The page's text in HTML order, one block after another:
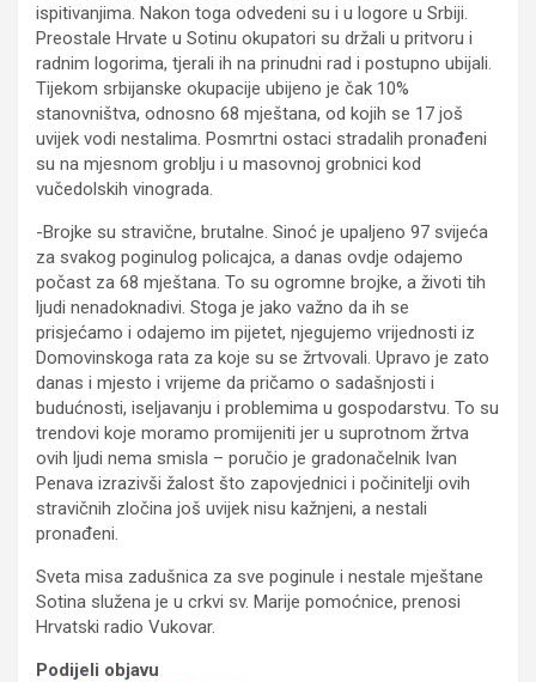
ispitivanjima. Nakon toga odvedeni su i u logore u Srbiji.
Preostale Hrvate u Sotinu okupatori su držali u pritvoru i
radnim logorima, tjerali ih na prinudni rad i postupno ubijali.
Tijekom srbijanske okupacije ubijeno je čak 10%
stanovništva, odnosno 68 mještana, od kojih se 17 još
uvijek vodi nestalima. Posmrtni ostaci stradalih pronađeni
su na mjesnom groblju i u masovnoj grobnici kod
vučedolskih vinograda.
-Brojke su stravične, brutalne. Sinoć je upaljeno 97 svijeća
za svakog poginulog policajca, a danas ovdje odajemo
počast za 68 mještana. To su ogromne brojke, a životi tih
ljudi nenadoknadivi. Stoga je jako važno da ih se
prisjećamo i odajemo im pijetet, njegujemo vrijednosti iz
Domovinskoga rata za koje su se žrtvovali. Upravo je zato
danas i mjesto i vrijeme da pričamo o sadašnjosti i
budućnosti, iseljavanju i problemima u gospodarstvu. To su
trendovi koje moramo promijeniti jer u suprotnom žrtva
ovih ljudi nema smisla – poručio je gradonačelnik Ivan
Penava izrazivši žalost što zapovjednici i počinitelji ovih
stravičnih zločina još uvijek nisu kažnjeni, a nestali
pronađeni.
Sveta misa zadušnica za sve poginule i nestale mještane
Sotina služena je u crkvi sv. Marije pomoćnice, prenosi
Hrvatski radio Vukovar.
Podijeli objavu